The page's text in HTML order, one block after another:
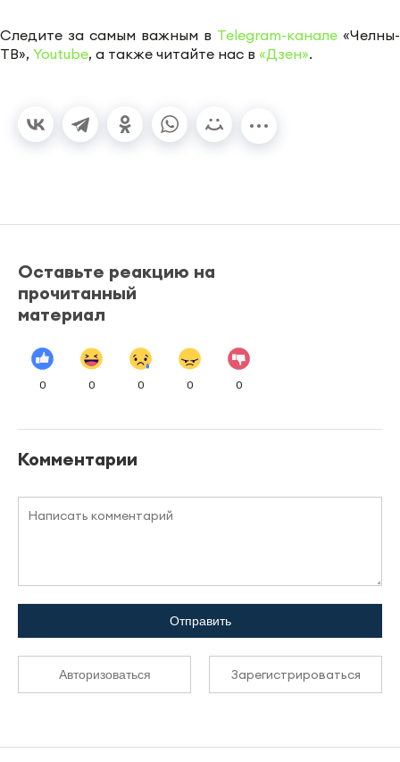
Следите за самым важным в Telegram-канале «Челны-
ТВ», Youtube, а также читайте нас в «Дзен».
Оставьте реакцию на
прочитанный
материал
0 0 0 0 0
Комментарии
Отправить
Авторизоваться Зарегистрироваться